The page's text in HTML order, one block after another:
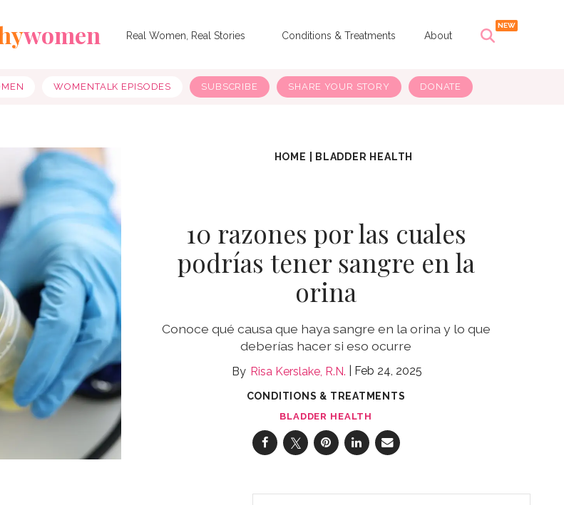
women Real Women, Real Stories Conditions & Treatments About
WOMENTALK EPISODES SUBSCRIBE SHARE YOUR STORY DONATE
HOME BLADDER HEALTH
10 razones por las cuales
podrías tener sangre en la
orina
Conoce qué causa que haya sangre en la orina y lo que
deberías hacer si eso ocurre
Risa Kerslake, R.N. Feb 24, 2025
CONDITIONS & TREATMENTS
BLADDER HEALTH